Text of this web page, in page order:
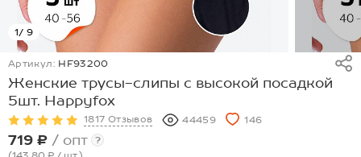
1/ 9
Артикул: HF93200
Женские трусы-слипы с высокой посадкой
5шт. Happyfox
1817 Отзывов 44459 146
719 ₽ / опт
?